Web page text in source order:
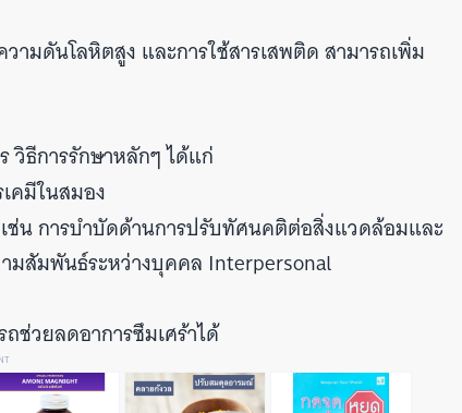
ามดันโลหิตสูง และการใช้สารเสพติด สามารถเพิ่ม
วิธีการรักษาหลักๆ ได้แก่
คมีในสมอง
น การบำบัดด้านการปรับทัศนคติต่อสิ่งแวดล้อมและ
มสัมพันธ์ระหว่างบุคคล Interpersonal
ช่วยลดอาการซึมเศร้าได้